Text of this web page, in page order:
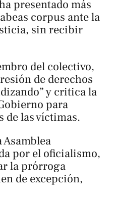
presentado más
corpus ante la
sin recibir
del colectivo,
de derechos
y critica la
para
de las víctimas.
Asamblea
por el oficialismo,
la prórroga
de excepción,